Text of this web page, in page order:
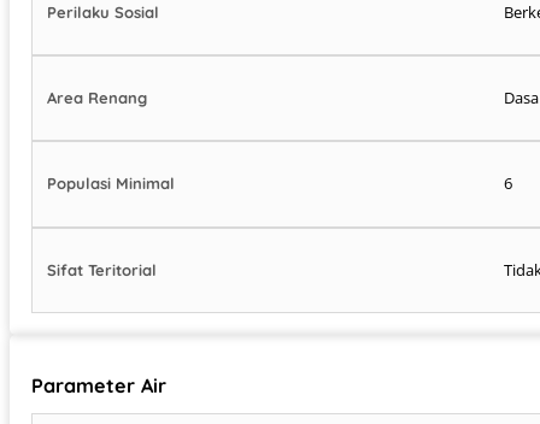
Perilaku Sosial
Area Renang
Populasi Minimal 6
Sifat Teritorial
Parameter Air